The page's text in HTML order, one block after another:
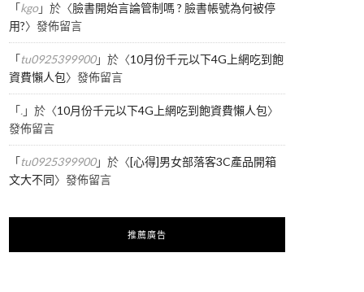
「kgo」於〈臉書開始言論管制嗎 ? 臉書帳號為何被停
用?〉發佈留言
「tu0925399900」於〈10月份千元以下4G上網吃到飽
資費懶人包〉發佈留言
「.」於〈10月份千元以下4G上網吃到飽資費懶人包〉
發佈留言
「tu0925399900」於〈[心得]男女部落客3C產品開箱
文大不同〉發佈留言
推薦廣告